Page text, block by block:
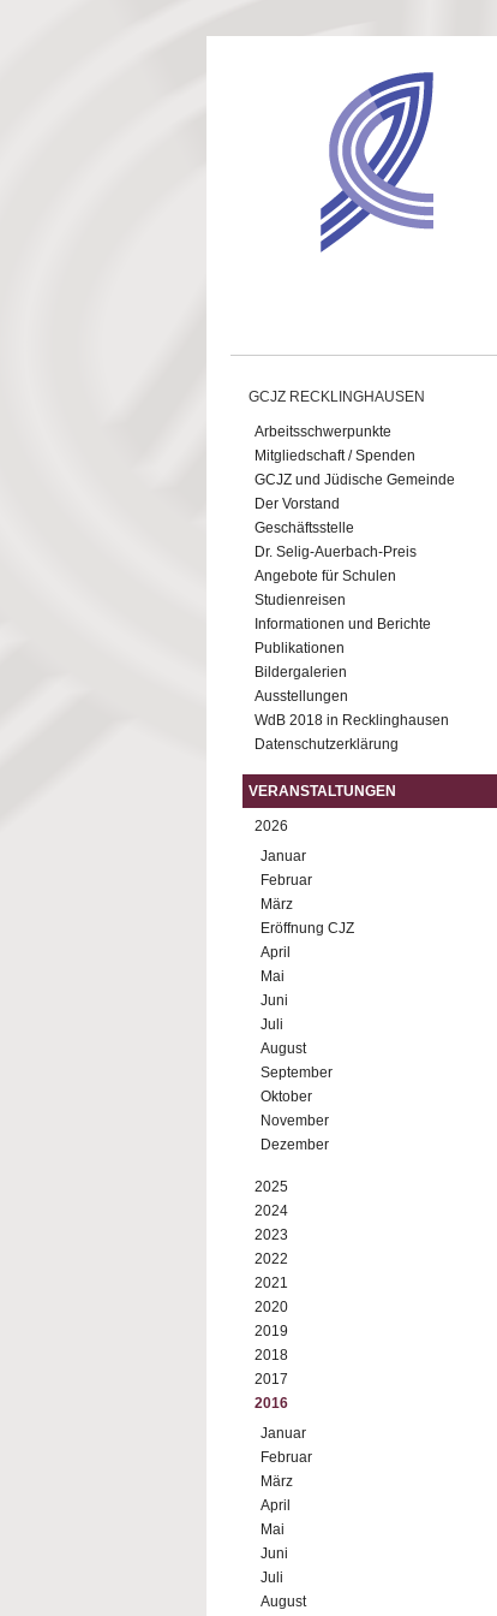
GCJZ RECKLINGHAUSEN
Arbeitsschwerpunkte
Mitgliedschaft / Spenden
GCJZ und Jüdische Gemeinde
Der Vorstand
Geschäftsstelle
Dr. Selig-Auerbach-Preis
Angebote für Schulen
Studienreisen
Informationen und Berichte
Publikationen
Bildergalerien
Ausstellungen
WdB 2018 in Recklinghausen
Datenschutzerklärung
VERANSTALTUNGEN
2026
Januar
Februar
März
Eröffnung CJZ
April
Mai
Juni
Juli
August
September
Oktober
November
Dezember
2025
2024
2023
2022
2021
2020
2019
2018
2017
2016
Januar
Februar
März
April
Mai
Juni
Juli
August